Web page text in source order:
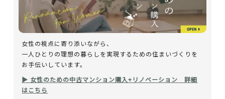
女性の視点に寄り添いながら、
一人ひとりの理想の暮らしを実現するための住まいづくりを
お手伝いしています。
▶ 女性のための中古マンション購入+リノベーション 詳細
はこちら